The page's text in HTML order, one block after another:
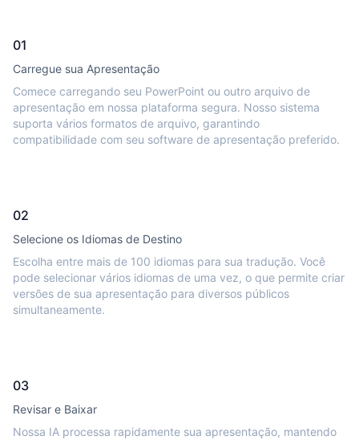
01
Carregue sua Apresentação
Comece carregando seu PowerPoint ou outro arquivo de
apresentação em nossa plataforma segura. Nosso sistema
suporta vários formatos de arquivo, garantindo
compatibilidade com seu software de apresentação preferido.
02
Selecione os Idiomas de Destino
Escolha entre mais de 100 idiomas para sua tradução. Você
pode selecionar vários idiomas de uma vez, o que permite criar
versões de sua apresentação para diversos públicos
simultaneamente.
03
Revisar e Baixar
Nossa IA processa rapidamente sua apresentação, mantendo